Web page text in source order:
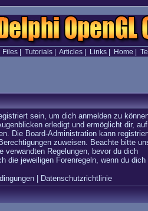
Files| Tutorials| Articles| Links| Home
sein, um dich anmelden zu
erledigt und ermöglicht dir, auf
Die Board-Administration kann
zuweisen. Beachte bitte
verwandten Regelungen, bevor du dich
die jeweiligen Forenregeln, wenn du dich
| Datenschutzrichtlinie